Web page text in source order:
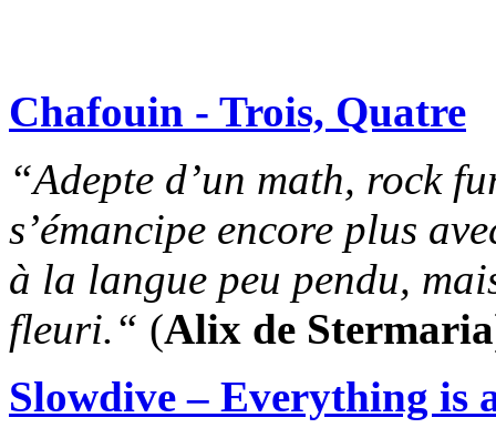
Chafouin - Trois, Quatre
“Adepte d’un math, rock
s’émancipe encore plus
à la langue peu pendu,
fleuri.“ (Alix de Stermaria
Slowdive – Everything is